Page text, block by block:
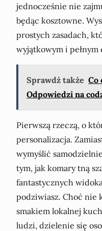
jednocześnie nie
będąc kosztowne.
prostych zasadach,
wyjątkowym i pełnym
Sprawdź także Co
Odpowiedzi na
Pierwszą rzeczą, o
personalizacja.
wymyślić
tym, jak komary tną
fantastycznych
podziwiasz. Choć nie
smakiem lokalnej
ludzi, dzielenie się